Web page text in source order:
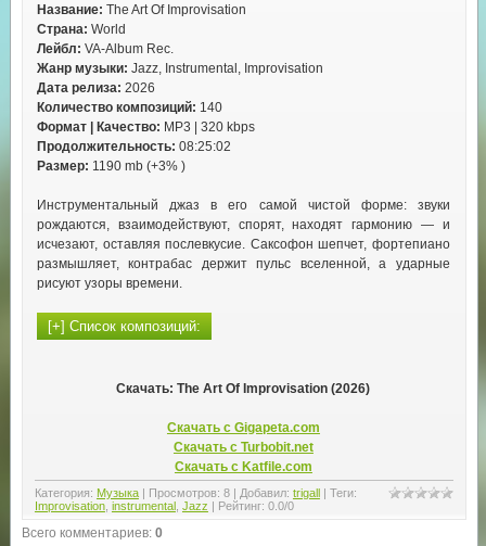
Название: The Art Of Improvisation
Страна: World
Лейбл: VA-Album Rec.
Жанр музыки: Jazz, Instrumental, Improvisation
Дата релиза: 2026
Количество композиций: 140
Формат | Качество: MP3 | 320 kbps
Продолжительность: 08:25:02
Размер: 1190 mb (+3% )
Инструментальный джаз в его самой чистой форме: звуки
рождаются, взаимодействуют, спорят, находят гармонию — и
исчезают, оставляя послевкусие. Саксофон шепчет, фортепиано
размышляет, контрабас держит пульс вселенной, а ударные
рисуют узоры времени.
Скачать: The Art Of Improvisation (2026)
Скачать с Gigapeta.com
Скачать с Turbobit.net
Скачать с Katfile.com
Категория: Музыка| Просмотров: 8| Добавил: trigall | Теги:
Improvisation, instrumental, Jazz | Рейтинг: 0.0/0
Всего комментариев: 0